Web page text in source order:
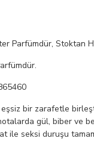
Parfümdür, Stoktan
eşsiz bir zarafetle
gül, biber ve
ile seksi duruşu